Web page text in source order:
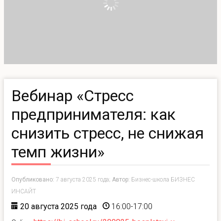
Вебинар «Стресс
предпринимателя: как
снизить стресс, не снижая
темп жизни»
Опубликовано: 7 августа 2025 года; Автор: Бизнес-школа БИЗНЕС
ИНСАЙТ
20 августа 2025 года 16:00-17:00